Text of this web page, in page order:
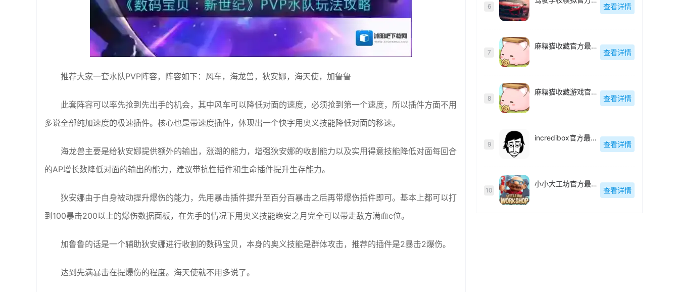
推荐大家一套水队PVP阵容，阵容如下：风车，海龙兽，狄安娜，海天使，加鲁鲁
此套阵容可以率先抢到先出手的机会，其中风车可以降低对面的速度，必须抢到第一个速度，所以插件方面不用
多说全部纯加速度的极速插件。核心也是带速度插件，体现出一个快字用奥义技能降低对面的移速。
海龙兽主要是给狄安娜提供额外的输出，涨潮的能力，增强狄安娜的收割能力以及实用得意技能降低对面每回合
的AP增长数降低对面的输出的能力，建议带抗性插件和生命插件提升生存能力。
狄安娜由于自身被动提升爆伤的能力，先用暴击插件提升至百分百暴击之后再带爆伤插件即可。基本上都可以打
到100暴击200以上的爆伤数据面板，在先手的情况下用奥义技能晚安之月完全可以带走敌方满血c位。
加鲁鲁的话是一个辅助狄安娜进行收割的数码宝贝，本身的奥义技能是群体攻击，推荐的插件是2暴击2爆伤。
达到先满暴击在提爆伤的程度。海天使就不用多说了。
6 查看详情
7
麻糬猫收藏官方最新版
查看详情
8
麻糬猫收藏游戏官方最新版
查看详情
9
incredibox官方最新版
查看详情
10
小小大工坊官方最新版
查看详情